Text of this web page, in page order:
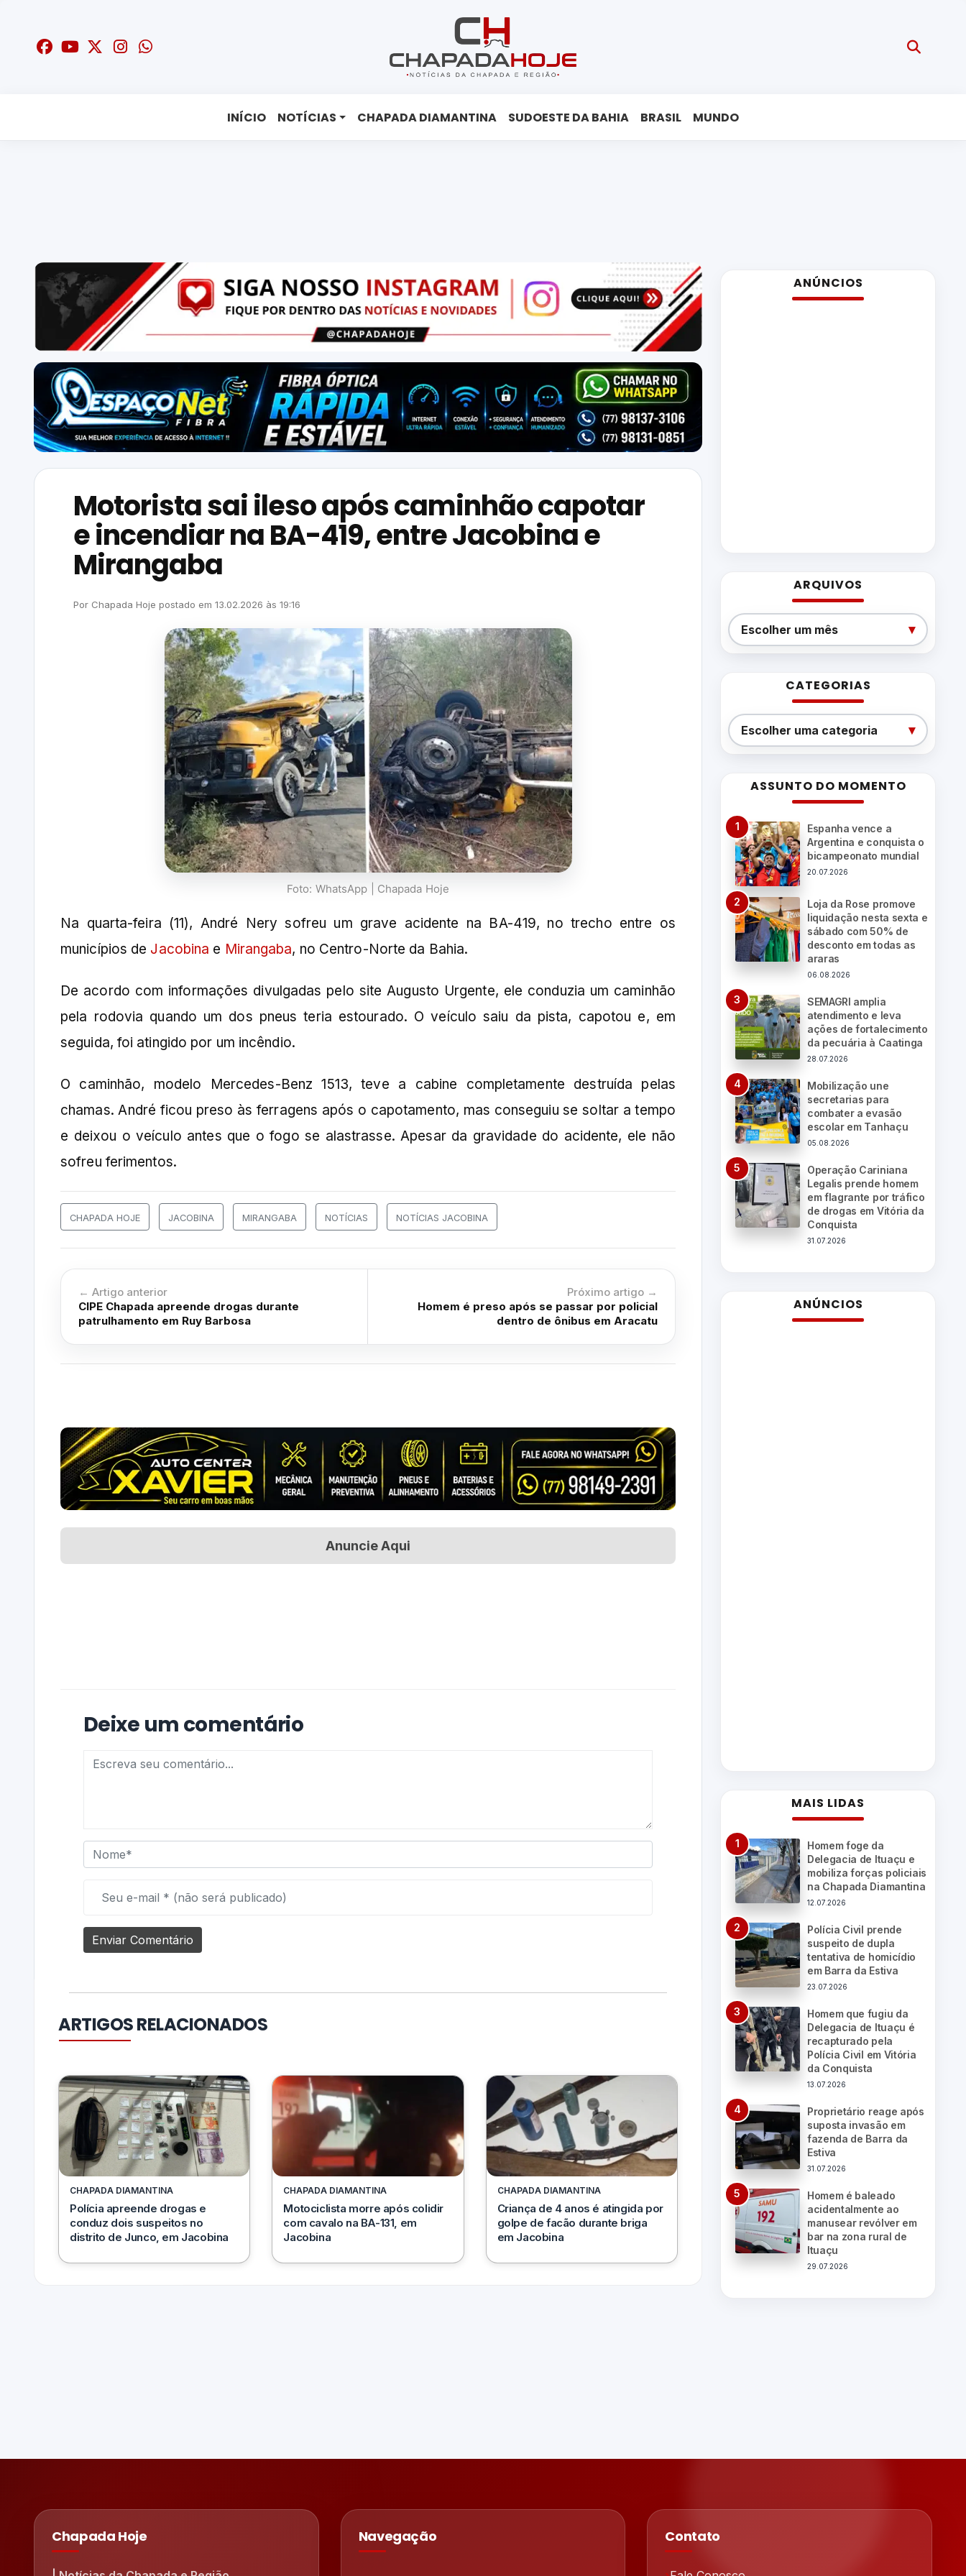
INÍCIO NOTÍCIAS CHAPADA DIAMANTINA SUDOESTE DA BAHIA BRASIL MUNDO
Motorista sai ileso após caminhão capotar
e incendiar na BA-419, entre Jacobina e
Mirangaba
Por Chapada Hoje postado em 13.02.2026 às 19:16
Foto: WhatsApp | Chapada Hoje
Na quarta-feira (11), André Nery sofreu um grave acidente na BA-419, no trecho entre os
municípios de Jacobina e Mirangaba, no Centro-Norte da Bahia.
De acordo com informações divulgadas pelo site Augusto Urgente, ele conduzia um caminhão
pela rodovia quando um dos pneus teria estourado. O veículo saiu da pista, capotou e, em
seguida, foi atingido por um incêndio.
O caminhão, modelo Mercedes-Benz 1513, teve a cabine completamente destruída pelas
chamas. André ficou preso às ferragens após o capotamento, mas conseguiu se soltar a tempo
e deixou o veículo antes que o fogo se alastrasse. Apesar da gravidade do acidente, ele não
sofreu ferimentos.
CHAPADA HOJE JACOBINA MIRANGABA NOTÍCIAS NOTÍCIAS JACOBINA
← Artigo anterior
CIPE Chapada apreende drogas durante
patrulhamento em Ruy Barbosa
Próximo artigo →
Homem é preso após se passar por policial
dentro de ônibus em Aracatu
Anuncie Aqui
Deixe um comentário
ARTIGOS RELACIONADOS
CHAPADA DIAMANTINA
Polícia apreende drogas e
conduz dois suspeitos no
distrito de Junco, em Jacobina
CHAPADA DIAMANTINA
Motociclista morre após colidir
com cavalo na BA-131, em
Jacobina
CHAPADA DIAMANTINA
Criança de 4 anos é atingida por
golpe de facão durante briga
em Jacobina
ANÚNCIOS
ARQUIVOS
Arquivos
Escolher um mês ▾
CATEGORIAS
Categorias
Escolher uma categoria ▾
ASSUNTO DO MOMENTO
Espanha vence a
Argentina e conquista o
bicampeonato mundial
20.07.2026
Loja da Rose promove
liquidação nesta sexta e
sábado com 50% de
desconto em todas as
araras
06.08.2026
SEMAGRI amplia
atendimento e leva
ações de fortalecimento
da pecuária à Caatinga
28.07.2026
Mobilização une
secretarias para
combater a evasão
escolar em Tanhaçu
05.08.2026
Operação Cariniana
Legalis prende homem
em flagrante por tráfico
de drogas em Vitória da
Conquista
31.07.2026
ANÚNCIOS
MAIS LIDAS
Homem foge da
Delegacia de Ituaçu e
mobiliza forças policiais
na Chapada Diamantina
12.07.2026
Polícia Civil prende
suspeito de dupla
tentativa de homicídio
em Barra da Estiva
23.07.2026
Homem que fugiu da
Delegacia de Ituaçu é
recapturado pela
Polícia Civil em Vitória
da Conquista
13.07.2026
Proprietário reage após
suposta invasão em
fazenda de Barra da
Estiva
31.07.2026
Homem é baleado
acidentalmente ao
manusear revólver em
bar na zona rural de
Ituaçu
29.07.2026
Chapada Hoje Navegação Contato